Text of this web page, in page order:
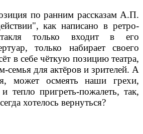
по ранним рассказам А.П.
как написано в ретро-
только входит в его
только набирает своего
в себе чёткую позицию театра,
семья для актёров и зрителей. А
может осмеять наши грехи,
тепло пригреть-пожалеть, так,
хотелось вернуться?